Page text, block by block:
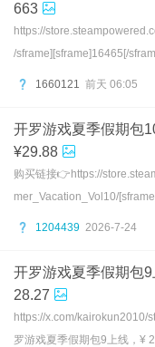
663
https://
/sframe][sframe]16465[/
1660121 前天 06:05
开罗游戏夏季假期包
¥29.88
购买链接👉https://
mer_Vacation_Vol10/
1204439 2026-7-24
开罗游戏夏季假期包
28.27
https://x.com/
罗游戏夏季假期包9上线，¥